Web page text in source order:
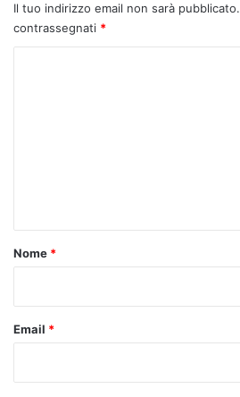
Il tuo indirizzo email non sarà pubblicato.
contrassegnati *
o
Nome *
Email *